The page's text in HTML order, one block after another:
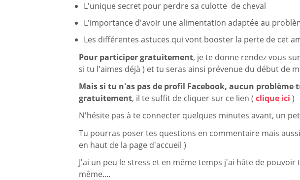
L'unique secret pour perdre sa culotte de cheval
L'importance d'avoir une alimentation adaptée au
Les différentes astuces qui vont booster la perte de cet
Pour participer gratuitement, je te donne rendez vous sur
si tu l'aimes déjà ) et tu seras ainsi prévenue du début de
Mais si tu n'as pas de profil Facebook, aucun
gratuitement, il te suffit de cliquer sur ce lien ( clique ici )
N'hésite pas à te connecter quelques minutes avant, un
Tu pourras poser tes questions en commentaire mais
en haut de la page d'accueil )
J'ai un peu le stress et en même temps j'ai hâte de
même....